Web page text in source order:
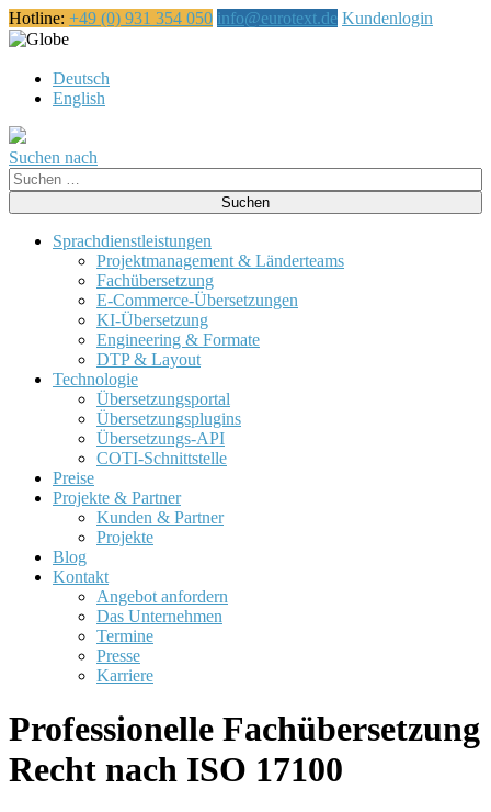
Hotline: +49 (0) 931 354 050 info@eurotext.de Kundenlogin
Deutsch
English
Suchen nach
Suche
nach:
Sprachdienstleistungen
Projektmanagement & Länderteams
Fachübersetzung
E-Commerce-Übersetzungen
KI-Übersetzung
Engineering & Formate
DTP & Layout
Technologie
Übersetzungsportal
Übersetzungsplugins
Übersetzungs-API
COTI-Schnittstelle
Preise
Projekte & Partner
Kunden & Partner
Projekte
Blog
Kontakt
Angebot anfordern
Das Unternehmen
Termine
Presse
Karriere
Professionelle Fachübersetzung
Recht nach ISO 17100